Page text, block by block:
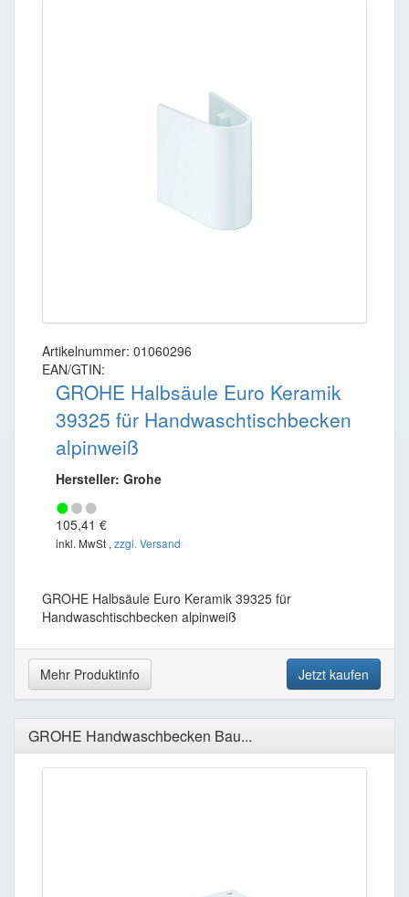
Artikelnummer: 01060296
EAN/GTIN:
GROHE Halbsäule Euro Keramik
39325 für Handwaschtischbecken
alpinweiß
Hersteller: Grohe
105,41 €
inkl. MwSt , zzgl. Versand
GROHE Halbsäule Euro Keramik 39325 für
Handwaschtischbecken alpinweiß
Mehr Produktinfo Jetzt kaufen
GROHE Handwaschbecken Bau...